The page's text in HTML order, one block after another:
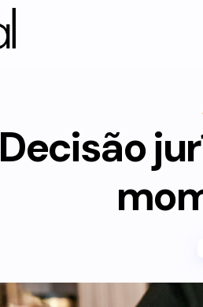
Decisão